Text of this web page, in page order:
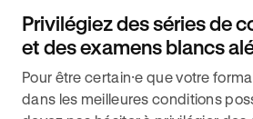
Privilégiez des séries de
et des examens blancs
Pour être certain⸱e que votre
dans les meilleures conditions